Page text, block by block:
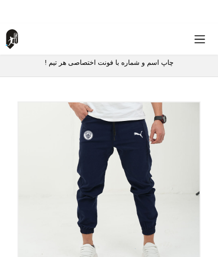
چاپ اسم و شماره با فونت اختصاصی هر تیم !